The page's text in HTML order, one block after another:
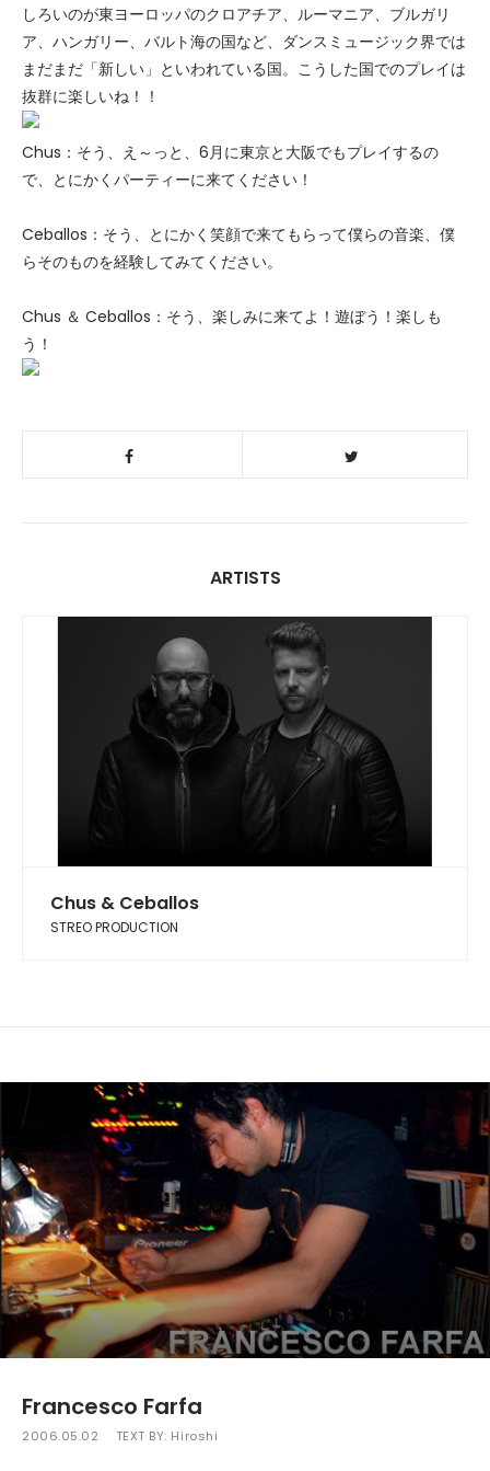
しろいのが東ヨーロッパのクロアチア、ルーマニア、ブルガリ
ア、ハンガリー、バルト海の国など、ダンスミュージック界では
まだまだ「新しい」といわれている国。こうした国でのプレイは
抜群に楽しいね！！
Chus：そう、え～っと、6月に東京と大阪でもプレイするの
で、とにかくパーティーに来てください！
Ceballos：そう、とにかく笑顔で来てもらって僕らの音楽、僕
らそのものを経験してみてください。
Chus ＆ Ceballos：そう、楽しみに来てよ！遊ぼう！楽しも
う！
ARTISTS
Chus & Ceballos
STREO PRODUCTION
Francesco Farfa
2006.05.02 TEXT BY: Hiroshi